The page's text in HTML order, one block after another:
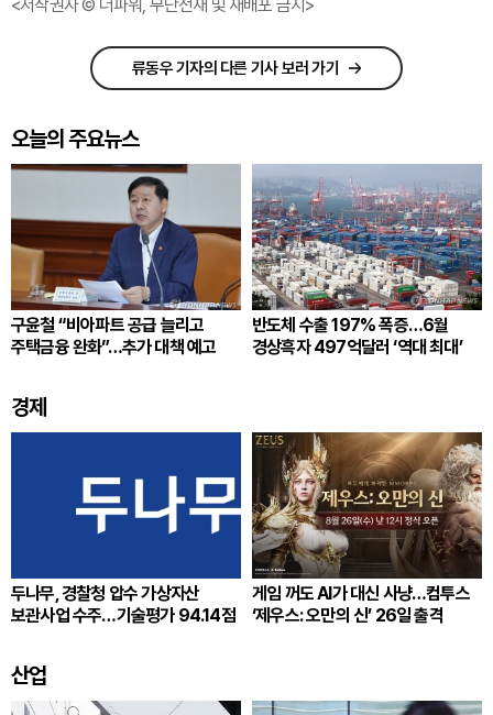
<저작권자 © 더파워, 무단전재 및 재배포 금지>
류동우 기자의 다른 기사 보러 가기
오늘의 주요뉴스
구윤철 “비아파트 공급 늘리고
주택금융 완화”…추가 대책 예고
반도체 수출 197% 폭증…6월
경상흑자 497억달러 ‘역대 최대’
경제
두나무, 경찰청 압수 가상자산
보관사업 수주…기술평가 94.14점
게임 꺼도 AI가 대신 사냥…컴투스
‘제우스: 오만의 신’ 26일 출격
산업